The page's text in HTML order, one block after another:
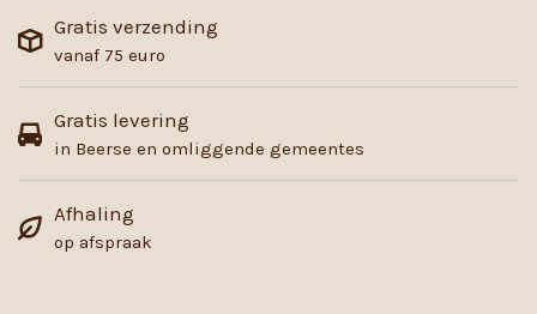
Gratis verzending
vanaf 75 euro
Gratis levering
in Beerse en omliggende gemeentes
Afhaling
op afspraak